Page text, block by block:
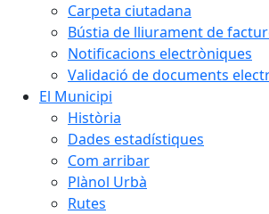
Carpeta ciutadana
Bústia de lliurament de
Notificacions electròniques
Validació de documents
El Municipi
Història
Dades estadístiques
Com arribar
Plànol Urbà
Rutes